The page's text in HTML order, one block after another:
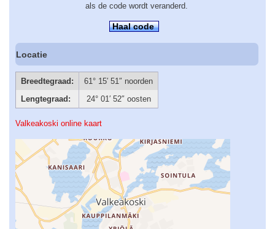
als de code wordt veranderd.
Haal code
Locatie
Breedtegraad:
61° 15′ 51″ noorden
Lengtegraad:
24° 01′ 52″ oosten
Valkeakoski online kaart